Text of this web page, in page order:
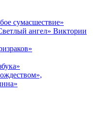
сумасшествие»
ангел» Виктории